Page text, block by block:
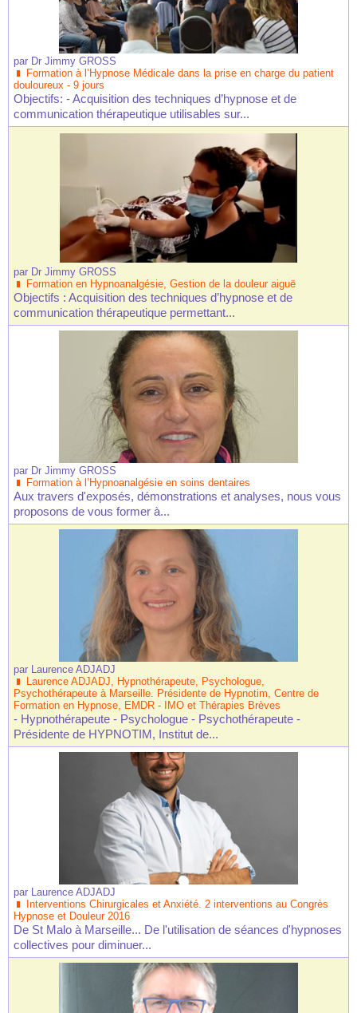
par Dr Jimmy GROSS
Formation à l’Hypnose Médicale dans la prise en charge du patient
douloureux - 9 jours
Objectifs: - Acquisition des techniques d’hypnose et de
communication thérapeutique utilisables sur...
par Dr Jimmy GROSS
Formation en Hypnoanalgésie, Gestion de la douleur aiguë
Objectifs : Acquisition des techniques d’hypnose et de
communication thérapeutique permettant...
par Dr Jimmy GROSS
Formation à l’Hypnoanalgésie en soins dentaires
Aux travers d'exposés, démonstrations et analyses, nous vous
proposons de vous former à...
par Laurence ADJADJ
Laurence ADJADJ, Hypnothérapeute, Psychologue,
Psychothérapeute à Marseille. Présidente de Hypnotim, Centre de
Formation en Hypnose, EMDR - IMO et Thérapies Brèves
- Hypnothérapeute - Psychologue - Psychothérapeute -
Présidente de HYPNOTIM, Institut de...
par Laurence ADJADJ
Interventions Chirurgicales et Anxiété. 2 interventions au Congrès
Hypnose et Douleur 2016
De St Malo à Marseille... De l'utilisation de séances d'hypnoses
collectives pour diminuer...